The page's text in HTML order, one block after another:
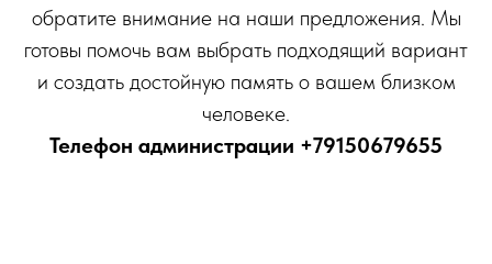
обратите внимание на наши предложения. Мы
готовы помочь вам выбрать подходящий вариант
и создать достойную память о вашем близком
человеке.
Телефон администрации +79150679655